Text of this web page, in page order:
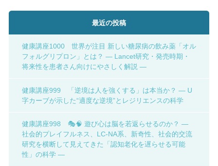
最近の投稿
健康講座1000 世界が注目 新しい糖尿病の飲み薬「オル
フォルグリプロン」とは？ ― Lancet研究・発売時期・
将来性を患者さん向けにやさしく解説 ―
健康講座999 「逆境は人を強くする」は本当か？ ― U
字カーブが示した“適度な逆境”とレジリエンスの科学
健康講座998 🎭🧠 遊び心は脳を若返らせるのか？ ―
社会的プレイフルネス、LC-NA系、新奇性、社会的交流
研究を横断して見えてきた「認知老化を遅らせる可能
性」の科学 ―